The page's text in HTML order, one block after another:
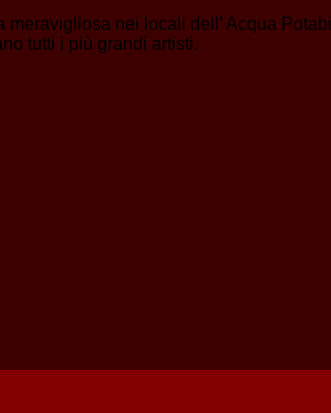
nei locali dell’ Acqua
tutti i più grandi artisti.